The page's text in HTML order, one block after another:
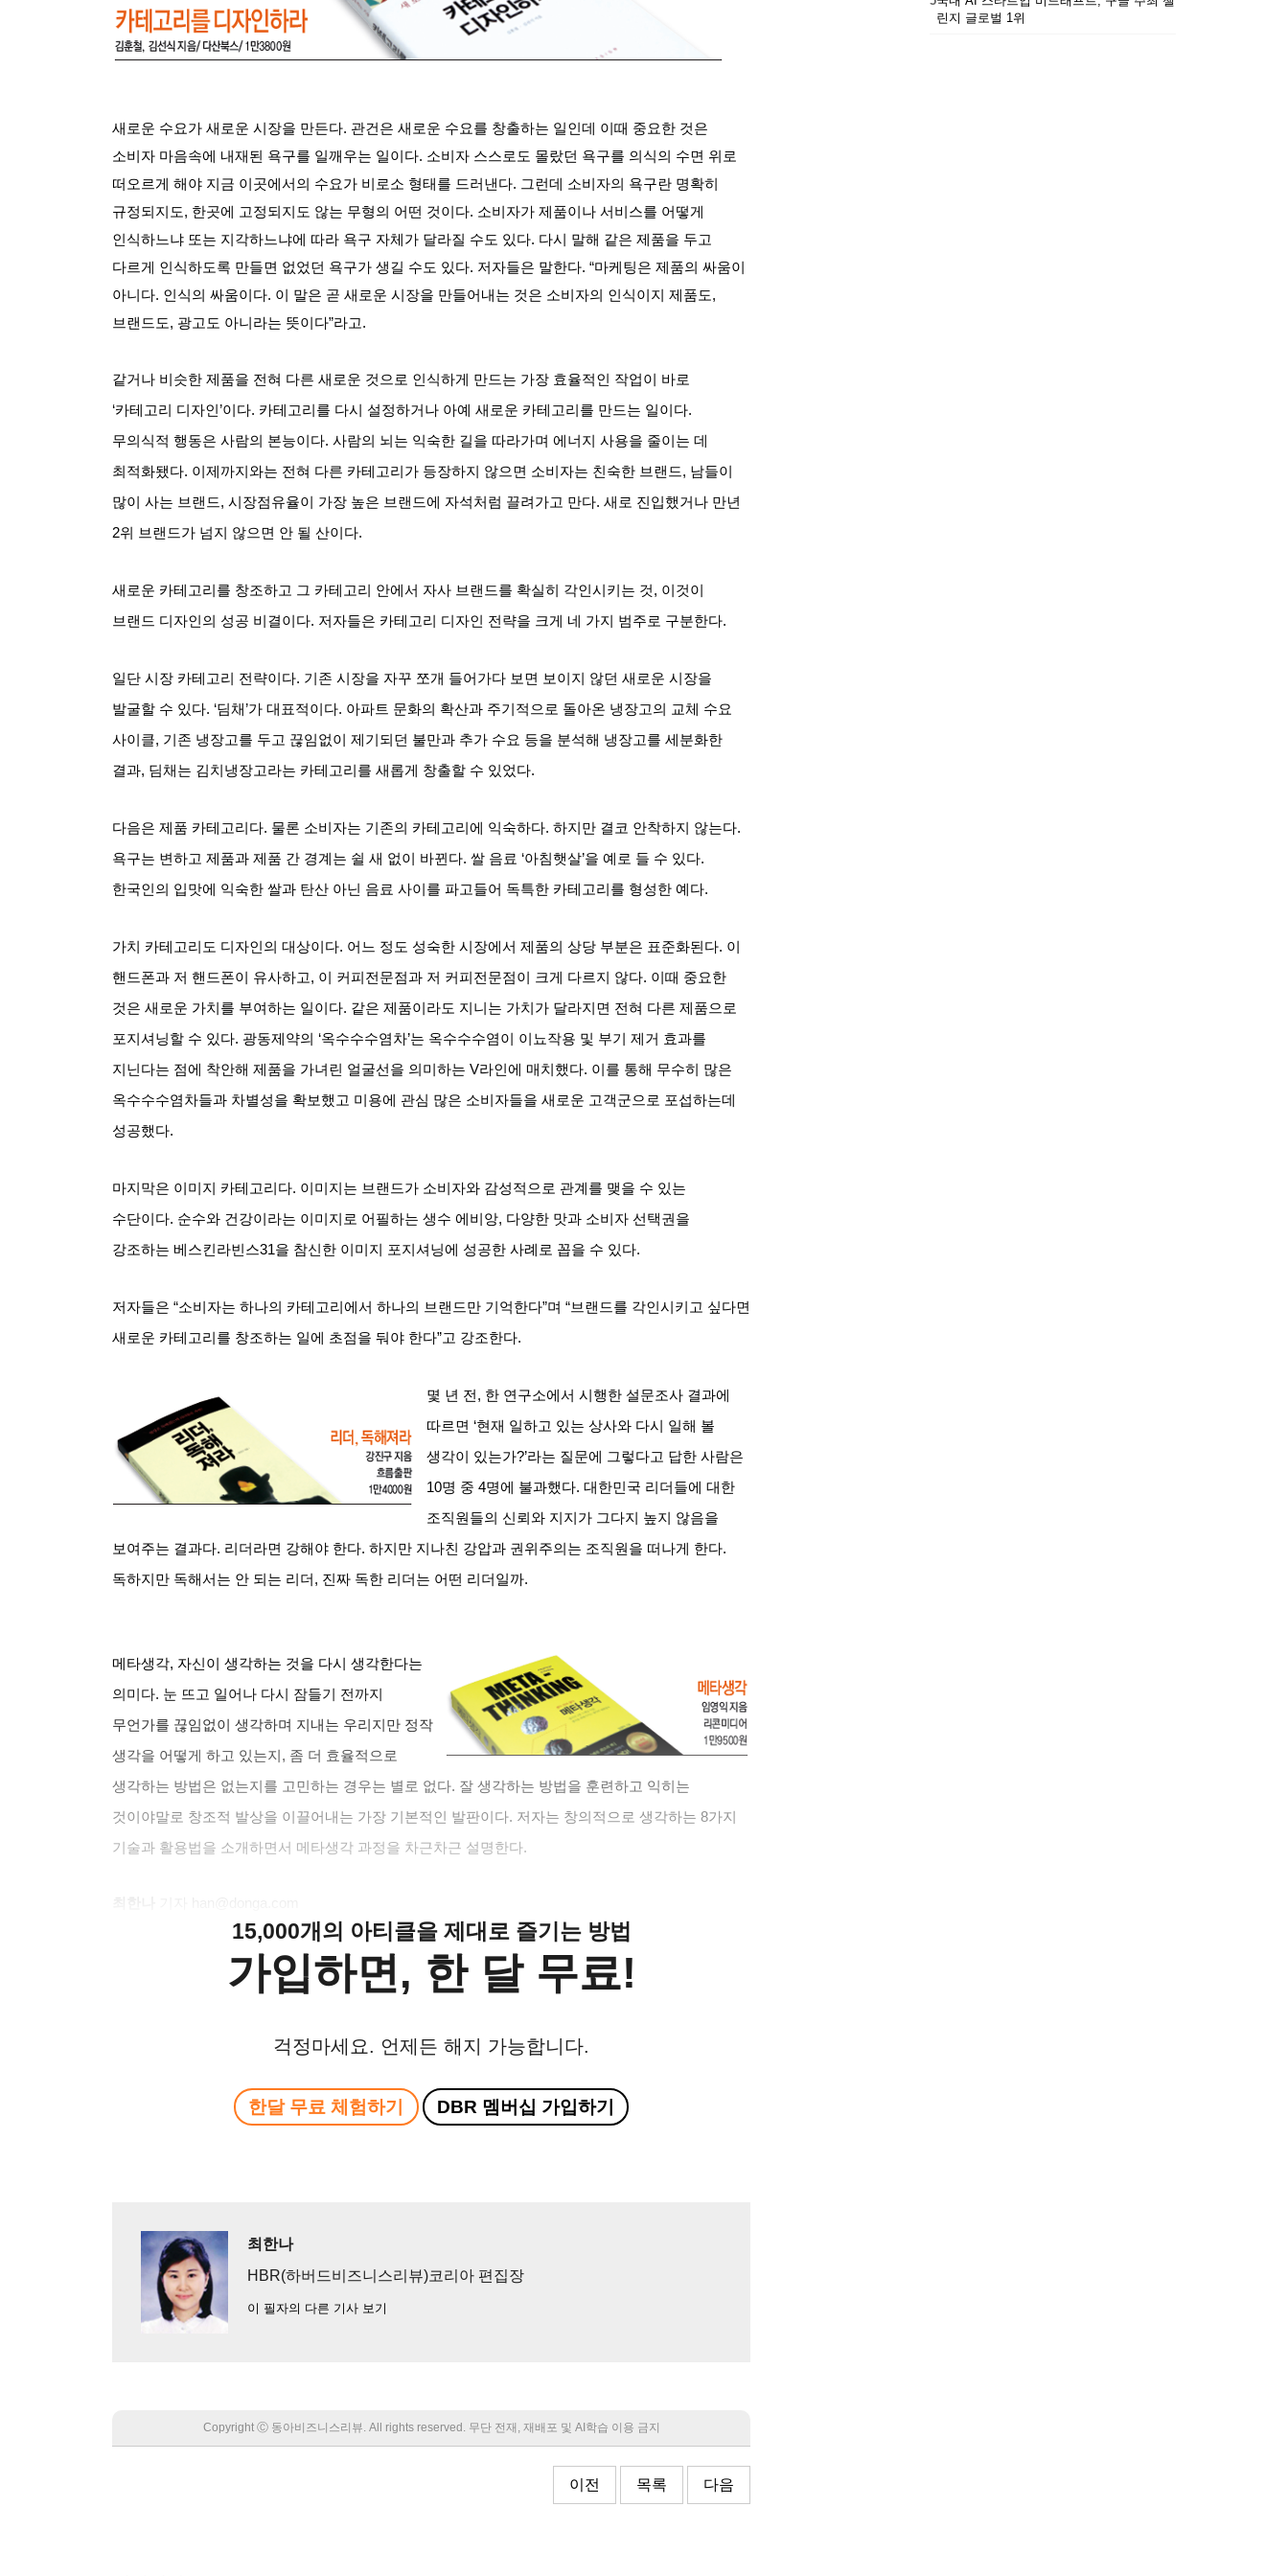
새로운 수요가 새로운 시장을 만든다. 관건은 새로운 수요를 창출하는 일인데 이때 중요한 것은
소비자 마음속에 내재된 욕구를 일깨우는 일이다. 소비자 스스로도 몰랐던 욕구를 의식의 수면 위로
떠오르게 해야 지금 이곳에서의 수요가 비로소 형태를 드러낸다. 그런데 소비자의 욕구란 명확히
규정되지도, 한곳에 고정되지도 않는 무형의 어떤 것이다. 소비자가 제품이나 서비스를 어떻게
인식하느냐 또는 지각하느냐에 따라 욕구 자체가 달라질 수도 있다. 다시 말해 같은 제품을 두고
다르게 인식하도록 만들면 없었던 욕구가 생길 수도 있다. 저자들은 말한다. “마케팅은 제품의 싸움이
아니다. 인식의 싸움이다. 이 말은 곧 새로운 시장을 만들어내는 것은 소비자의 인식이지 제품도,
브랜드도, 광고도 아니라는 뜻이다”라고.
같거나 비슷한 제품을 전혀 다른 새로운 것으로 인식하게 만드는 가장 효율적인 작업이 바로
‘카테고리 디자인’이다. 카테고리를 다시 설정하거나 아예 새로운 카테고리를 만드는 일이다.
무의식적 행동은 사람의 본능이다. 사람의 뇌는 익숙한 길을 따라가며 에너지 사용을 줄이는 데
최적화됐다. 이제까지와는 전혀 다른 카테고리가 등장하지 않으면 소비자는 친숙한 브랜드, 남들이
많이 사는 브랜드, 시장점유율이 가장 높은 브랜드에 자석처럼 끌려가고 만다. 새로 진입했거나 만년
2위 브랜드가 넘지 않으면 안 될 산이다.
새로운 카테고리를 창조하고 그 카테고리 안에서 자사 브랜드를 확실히 각인시키는 것, 이것이
브랜드 디자인의 성공 비결이다. 저자들은 카테고리 디자인 전략을 크게 네 가지 범주로 구분한다.
일단 시장 카테고리 전략이다. 기존 시장을 자꾸 쪼개 들어가다 보면 보이지 않던 새로운 시장을
발굴할 수 있다. ‘딤채’가 대표적이다. 아파트 문화의 확산과 주기적으로 돌아온 냉장고의 교체 수요
사이클, 기존 냉장고를 두고 끊임없이 제기되던 불만과 추가 수요 등을 분석해 냉장고를 세분화한
결과, 딤채는 김치냉장고라는 카테고리를 새롭게 창출할 수 있었다.
다음은 제품 카테고리다. 물론 소비자는 기존의 카테고리에 익숙하다. 하지만 결코 안착하지 않는다.
욕구는 변하고 제품과 제품 간 경계는 쉴 새 없이 바뀐다. 쌀 음료 ‘아침햇살’을 예로 들 수 있다.
한국인의 입맛에 익숙한 쌀과 탄산 아닌 음료 사이를 파고들어 독특한 카테고리를 형성한 예다.
가치 카테고리도 디자인의 대상이다. 어느 정도 성숙한 시장에서 제품의 상당 부분은 표준화된다. 이
핸드폰과 저 핸드폰이 유사하고, 이 커피전문점과 저 커피전문점이 크게 다르지 않다. 이때 중요한
것은 새로운 가치를 부여하는 일이다. 같은 제품이라도 지니는 가치가 달라지면 전혀 다른 제품으로
포지셔닝할 수 있다. 광동제약의 ‘옥수수수염차’는 옥수수수염이 이뇨작용 및 부기 제거 효과를
지닌다는 점에 착안해 제품을 가녀린 얼굴선을 의미하는 V라인에 매치했다. 이를 통해 무수히 많은
옥수수수염차들과 차별성을 확보했고 미용에 관심 많은 소비자들을 새로운 고객군으로 포섭하는데
성공했다.
마지막은 이미지 카테고리다. 이미지는 브랜드가 소비자와 감성적으로 관계를 맺을 수 있는
수단이다. 순수와 건강이라는 이미지로 어필하는 생수 에비앙, 다양한 맛과 소비자 선택권을
강조하는 베스킨라빈스31을 참신한 이미지 포지셔닝에 성공한 사례로 꼽을 수 있다.
저자들은 “소비자는 하나의 카테고리에서 하나의 브랜드만 기억한다”며 “브랜드를 각인시키고 싶다면
새로운 카테고리를 창조하는 일에 초점을 둬야 한다”고 강조한다.
몇 년 전, 한 연구소에서 시행한 설문조사 결과에
따르면 ‘현재 일하고 있는 상사와 다시 일해 볼
생각이 있는가?’라는 질문에 그렇다고 답한 사람은
10명 중 4명에 불과했다. 대한민국 리더들에 대한
조직원들의 신뢰와 지지가 그다지 높지 않음을
보여주는 결과다. 리더라면 강해야 한다. 하지만 지나친 강압과 권위주의는 조직원을 떠나게 한다.
독하지만 독해서는 안 되는 리더, 진짜 독한 리더는 어떤 리더일까.
메타생각, 자신이 생각하는 것을 다시 생각한다는
의미다. 눈 뜨고 일어나 다시 잠들기 전까지
무언가를 끊임없이 생각하며 지내는 우리지만 정작
생각을 어떻게 하고 있는지, 좀 더 효율적으로
생각하는 방법은 없는지를 고민하는 경우는 별로 없다. 잘 생각하는 방법을 훈련하고 익히는
것이야말로 창조적 발상을 이끌어내는 가장 기본적인 발판이다. 저자는 창의적으로 생각하는 8가지
기술과 활용법을 소개하면서 메타생각 과정을 차근차근 설명한다.
15,000개의 아티클을 제대로 즐기는 방법
가입하면, 한 달 무료!
걱정마세요. 언제든 해지 가능합니다.
한달 무료 체험하기 DBR 멤버십 가입하기
최한나
HBR(하버드비즈니스리뷰)코리아 편집장
이 필자의 다른 기사 보기
Copyright Ⓒ 동아비즈니스리뷰. All rights reserved. 무단 전재, 재배포 및 AI학습 이용 금지
이전 목록 다음
린지 글로벌 1위